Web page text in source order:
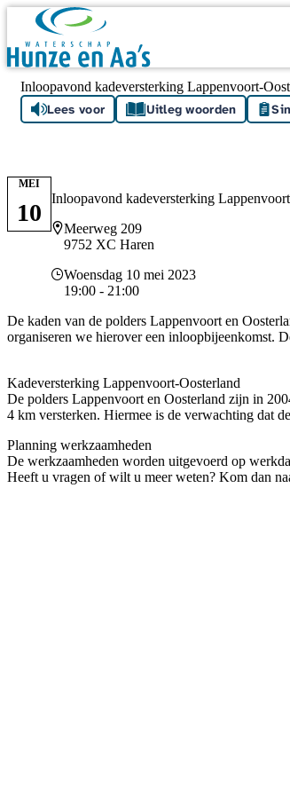
Skip navigation
Inloopavond kadeversterking Lappenvoort-
Lees voor Uitleg woorden
Inloopavond kadeversterking
Locatie
Meerweg 209
9752 XC Haren
Datum en tijd
Woensdag 10 mei 2023
19:00 - 21:00
MEI
10
De kaden van de polders Lappenvoort en
organiseren we hierover een inloopbijeenkomst.
Kadeversterking Lappenvoort-Oosterland
De polders Lappenvoort en Oosterland zijn in
4 km versterken. Hiermee is de verwachting dat
Planning werkzaamheden
De werkzaamheden worden uitgevoerd op
Heeft u vragen of wilt u meer weten? Kom dan